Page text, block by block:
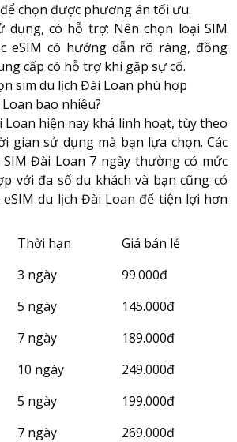
chọn được phương án tối ưu.
dụng, có hỗ trợ: Nên chọn loại SIM
eSIM có hướng dẫn rõ ràng, đồng
cấp có hỗ trợ khi gặp sự cố.
bao nhiêu?
Loan hiện nay khá linh hoạt, tùy theo
gian sử dụng mà bạn lựa chọn. Các
Đài Loan 7 ngày thường có mức
với đa số du khách và bạn cũng có
du lịch Đài Loan để tiện lợi hơn
Thời hạn
Giá bán lẻ
3 ngày
99.000đ
5 ngày
145.000đ
7 ngày
189.000đ
10 ngày
249.000đ
5 ngày
199.000đ
7 ngày
269.000đ